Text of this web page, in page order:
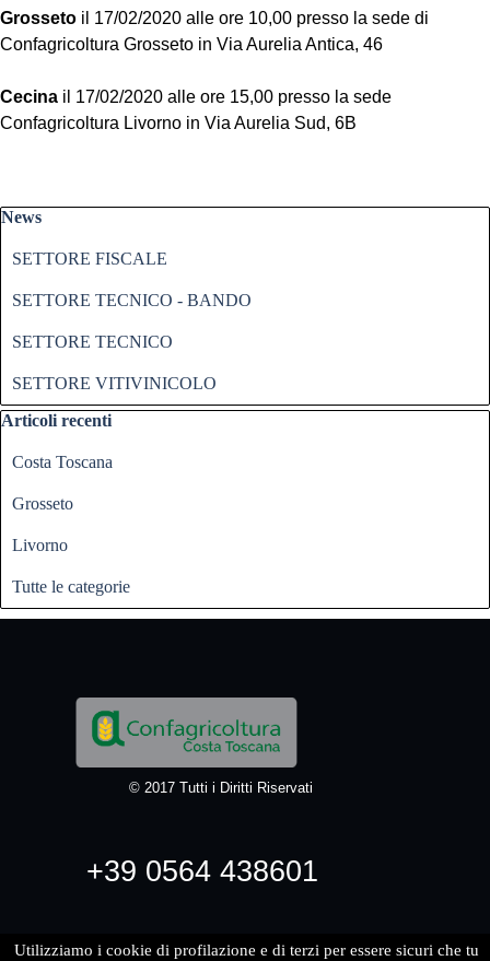
Grosseto il 17/02/2020 alle ore 10,00 presso la sede di
Confagricoltura Grosseto in Via Aurelia Antica, 46
Cecina il 17/02/2020 alle ore 15,00 presso la sede
Confagricoltura Livorno in Via Aurelia Sud, 6B
Salta blocco News
News
SETTORE FISCALE
SETTORE TECNICO - BANDO
SETTORE TECNICO
SETTORE VITIVINICOLO
Salta blocco Articoli recenti
Articoli recenti
Costa Toscana
Grosseto
Livorno
Tutte le categorie
+39 0564 438601
© 2017 Tutti i Diritti Riservati
Utilizziamo i cookie di profilazione e di terzi per essere sicuri che tu